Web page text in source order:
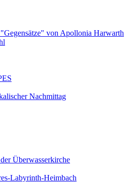
von Apollonia Harwarth
Nachmittag
Überwasserkirche
Labyrinth-Heimbach